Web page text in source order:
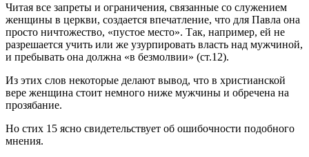
Читая все запреты и ограничения, связанные со служением
женщины в церкви, создается впечатление, что для Павла она
просто ничтожество, «пустое место». Так, например, ей не
разрешается учить или же узурпировать власть над мужчиной,
и пребывать она должна «в безмолвии» (ст.12).
Из этих слов некоторые делают вывод, что в христианской
вере женщина стоит немного ниже мужчины и обречена на
прозябание.
Но стих 15 ясно свидетельствует об ошибочности подобного
мнения.